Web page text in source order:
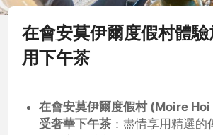
在會安莫伊爾度假村體
用下午茶
在會安莫伊爾度假村 (Moire
受奢華下午茶 ：盡情享用精選